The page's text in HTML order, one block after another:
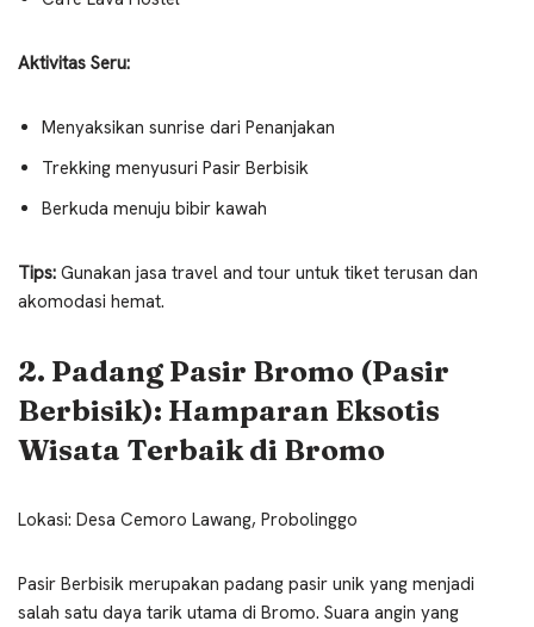
Aktivitas Seru:
Menyaksikan sunrise dari Penanjakan
Trekking menyusuri Pasir Berbisik
Berkuda menuju bibir kawah
Tips: Gunakan jasa travel and tour untuk tiket terusan dan
akomodasi hemat.
2. Padang Pasir Bromo (Pasir
Berbisik): Hamparan Eksotis
Wisata Terbaik di Bromo
Lokasi: Desa Cemoro Lawang, Probolinggo
Pasir Berbisik merupakan padang pasir unik yang menjadi
salah satu daya tarik utama di Bromo. Suara angin yang